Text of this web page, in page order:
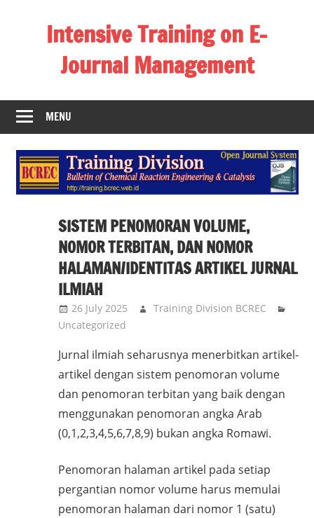
Intensive Training on E-
Journal Management
manajemen
E-
menggunakan
platform
Open
System
meliputi
(manajemen
ejournal
menggunakan
aplikasi
(peningkatan
kualitas
MENU
SISTEM PENOMORAN VOLUME,
NOMOR TERBITAN, DAN NOMOR
HALAMAN/IDENTITAS ARTIKEL JURNAL
ILMIAH
26 July 2025
Training Division BCREC
Uncategorized
Jurnal ilmiah seharusnya menerbitkan artikel-
artikel dengan sistem penomoran volume
dan penomoran terbitan yang baik dengan
menggunakan penomoran angka Arab
(0,1,2,3,4,5,6,7,8,9) bukan angka Romawi.
Penomoran halaman artikel pada setiap
pergantian nomor volume harus memulai
penomoran halaman dari nomor 1 (satu)